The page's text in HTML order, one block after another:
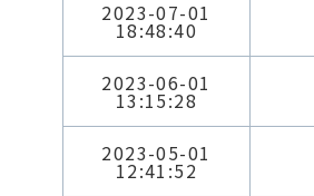
2023-07-01
18:48:40
2023-06-01
13:15:28
2023-05-01
12:41:52